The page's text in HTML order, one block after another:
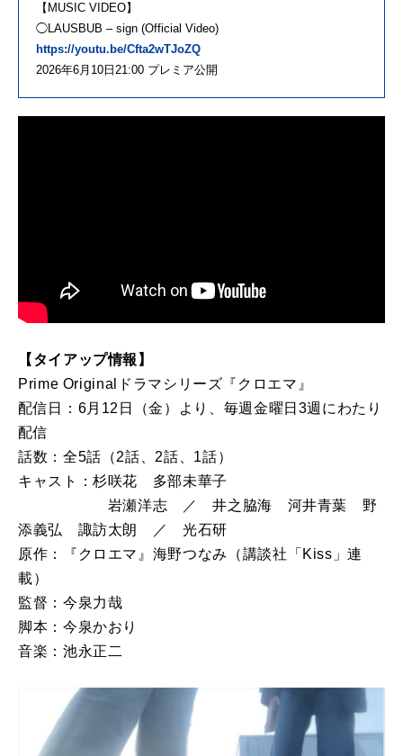
【MUSIC VIDEO】
◯LAUSBUB – sign (Official Video)
https://youtu.be/Cfta2wTJoZQ
2026年6月10日21:00 プレミア公開
【タイアップ情報】
Prime Originalドラマシリーズ『クロエマ』
配信日：6月12日（金）より、毎週金曜日3週にわたり
配信
話数：全5話（2話、2話、1話）
キャスト：杉咲花 多部未華子
岩瀬洋志 ／ 井之脇海 河井青葉 野
添義弘 諏訪太朗 ／ 光石研
原作：『クロエマ』海野つなみ（講談社「Kiss」連
載）
監督：今泉力哉
脚本：今泉かおり
音楽：池永正二